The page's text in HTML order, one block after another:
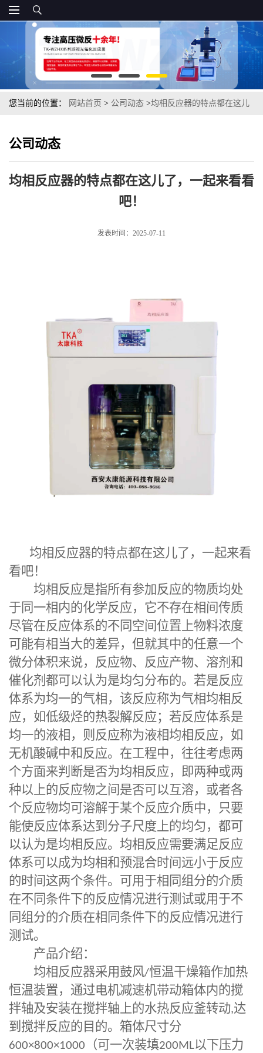
您当前的位置： 网站首页 > 公司动态 >均相反应器的特点都在这儿
公司动态
均相反应器的特点都在这儿了，一起来看看
吧！
发表时间：2025-07-11
均相反应器的特点都在这儿了，一起来看
看吧！
均相反应是指所有参加反应的物质均处
于同一相内的化学反应，它不存在相间传质
尽管在反应体系的不同空间位置上物料浓度
可能有相当大的差异，但就其中的任意一个
微分体积来说，反应物、反应产物、溶剂和
催化剂都可以认为是均匀分布的。若是反应
体系为均一的气相，该反应称为气相均相反
应，如低级烃的热裂解反应；若反应体系是
均一的液相，则反应称为液相均相反应，如
无机酸碱中和反应。在工程中，往往考虑两
个方面来判断是否为均相反应，即两种或两
种以上的反应物之间是否可以互溶，或者各
个反应物均可溶解于某个反应介质中，只要
能使反应体系达到分子尺度上的均匀，都可
以认为是均相反应。均相反应需要满足反应
体系可以成为均相和预混合时间远小于反应
的时间这两个条件。可用于相同组分的介质
在不同条件下的反应情况进行测试或用于不
同组分的介质在相同条件下的反应情况进行
测试。
产品介绍：
均相反应器采用鼓风/恒温干燥箱作加热
恒温装置，通过电机减速机带动箱体内的搅
拌轴及安装在搅拌轴上的水热反应釜转动,达
到搅拌反应的目的。箱体尺寸分
600×800×1000 （可一次装填200ML以下压力